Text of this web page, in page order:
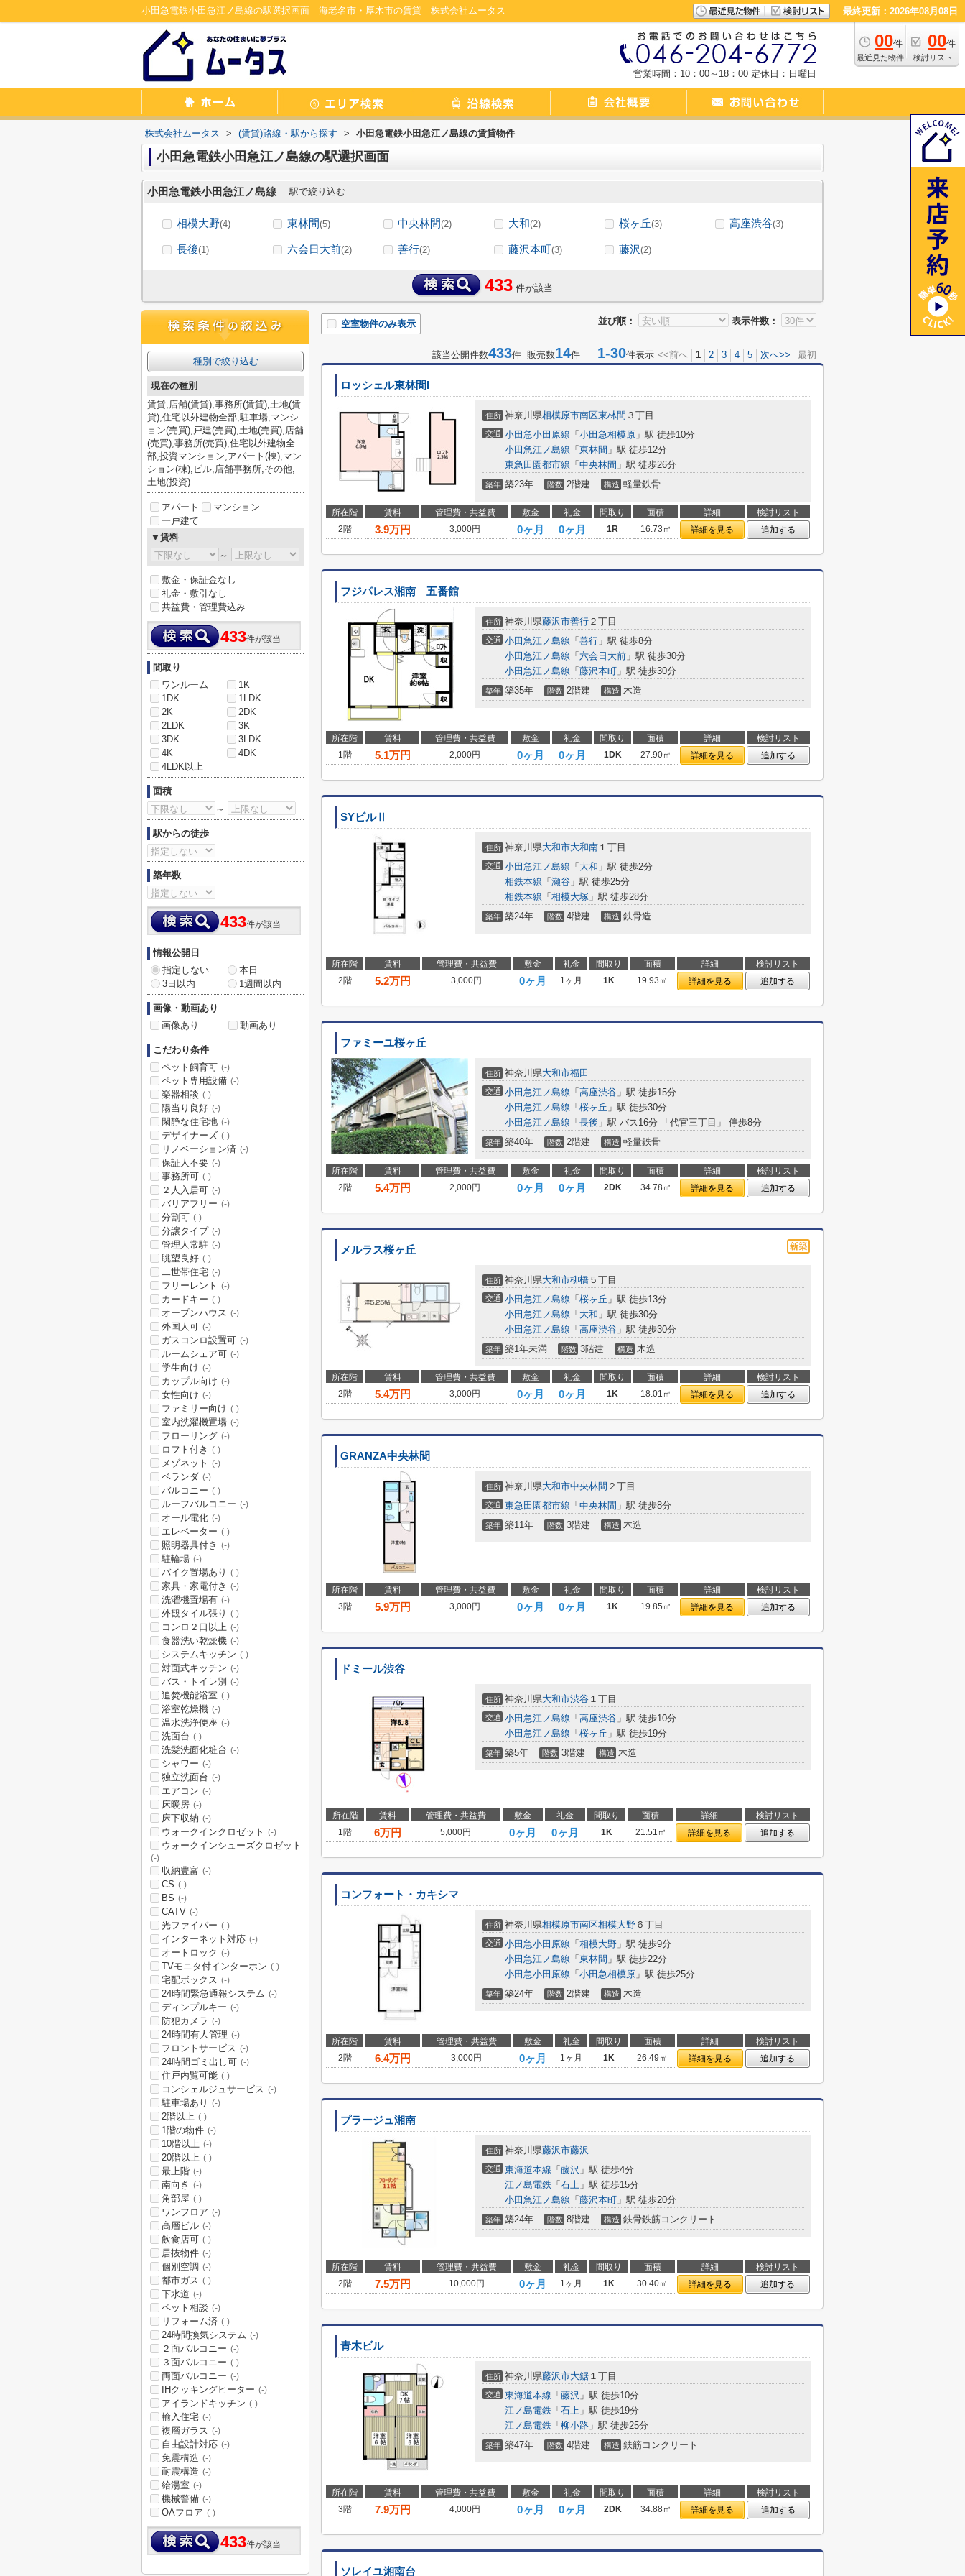
小田急電鉄小田急江ノ島線の駅選択画面｜海老名市・厚木市の賃貸｜株式会社ムータス 最終更新：2026年08月08日
00件
最近見た物件
00件
検討リスト
営業時間：10：00～18：00 定休日：日曜日
株式会社ムータス > (賃貸)路線・駅から探す > 小田急電鉄小田急江ノ島線の賃貸物件
小田急電鉄小田急江ノ島線の駅選択画面
小田急電鉄小田急江ノ島線 駅で絞り込む
相模大野(4) 東林間(5) 中央林間(2) 大和(2) 桜ヶ丘(3) 高座渋谷(3)
長後(1) 六会日大前(2) 善行(2) 藤沢本町(3) 藤沢(2)
433 件が該当
並び順： 表示件数：
空室物件のみ表示
該当公開件数433件 販売数14件 1-30件表示 <<前へ 1 2 3 4 5 次へ>> 最初
ロッシェル東林間I
住所 神奈川県相模原市南区東林間 ３丁目
交通 小田急小田原線 「 小田急相模原 」駅 徒歩10分
小田急江ノ島線 「 東林間 」駅 徒歩12分
東急田園都市線 「 中央林間 」駅 徒歩26分
築年 築23年 階数 2階建 構造 軽量鉄骨
所在階 賃料 管理費・共益費 敷金 礼金 間取り 面積 詳細
検討リスト
2階
3.9万円 3,000円 0ヶ月 0ヶ月 1R 16.73㎡ 詳細を見る 追加する
フジパレス湘南 五番館
住所 神奈川県藤沢市善行 ２丁目
交通 小田急江ノ島線 「 善行 」駅 徒歩8分
小田急江ノ島線 「 六会日大前 」駅 徒歩30分
小田急江ノ島線 「 藤沢本町 」駅 徒歩30分
築年 築35年 階数 2階建 構造 木造
所在階 賃料 管理費・共益費 敷金 礼金 間取り 面積 詳細
検討リスト
1階
5.1万円 2,000円 0ヶ月 0ヶ月 1DK 27.90㎡ 詳細を見る 追加する
SYビルⅡ
住所 神奈川県大和市大和南 １丁目
交通 小田急江ノ島線 「 大和 」駅 徒歩2分
相鉄本線 「 瀬谷 」駅 徒歩25分
相鉄本線 「 相模大塚 」駅 徒歩28分
築年 築24年 階数 4階建 構造 鉄骨造
所在階 賃料 管理費・共益費 敷金 礼金 間取り 面積 詳細
検討リスト
2階
5.2万円 3,000円 0ヶ月 1ヶ月 1K 19.93㎡ 詳細を見る 追加する
ファミーユ桜ヶ丘
住所 神奈川県大和市福田
交通 小田急江ノ島線 「 高座渋谷 」駅 徒歩15分
小田急江ノ島線 「 桜ヶ丘 」駅 徒歩30分
小田急江ノ島線 「 長後 」駅 バス16分 「代官三丁目」 停歩8分
築年 築40年 階数 2階建 構造 軽量鉄骨
所在階 賃料 管理費・共益費 敷金 礼金 間取り 面積 詳細
検討リスト
2階
5.4万円 2,000円 0ヶ月 0ヶ月 2DK 34.78㎡ 詳細を見る 追加する
メルラス桜ヶ丘
住所 神奈川県大和市柳橋 ５丁目
交通 小田急江ノ島線 「 桜ヶ丘 」駅 徒歩13分
小田急江ノ島線 「 大和 」駅 徒歩30分
小田急江ノ島線 「 高座渋谷 」駅 徒歩30分
築年 築1年未満 階数 3階建 構造 木造
所在階 賃料 管理費・共益費 敷金 礼金 間取り 面積 詳細
検討リスト
2階
5.4万円 3,000円 0ヶ月 0ヶ月 1K 18.01㎡ 詳細を見る 追加する
GRANZA中央林間
住所 神奈川県大和市中央林間 ２丁目
交通 東急田園都市線 「 中央林間 」駅 徒歩8分
築年 築11年 階数 3階建 構造 木造
所在階 賃料 管理費・共益費 敷金 礼金 間取り 面積 詳細
検討リスト
3階
5.9万円 3,000円 0ヶ月 0ヶ月 1K 19.85㎡ 詳細を見る 追加する
ドミール渋谷
住所 神奈川県大和市渋谷 １丁目
交通 小田急江ノ島線 「 高座渋谷 」駅 徒歩10分
小田急江ノ島線 「 桜ヶ丘 」駅 徒歩19分
築年 築5年 階数 3階建 構造 木造
所在階 賃料 管理費・共益費 敷金 礼金 間取り 面積 詳細
検討リスト
1階
6万円 5,000円 0ヶ月 0ヶ月 1K 21.51㎡ 詳細を見る 追加する
コンフォート・カキシマ
住所 神奈川県相模原市南区相模大野 ６丁目
交通 小田急小田原線 「 相模大野 」駅 徒歩9分
小田急江ノ島線 「 東林間 」駅 徒歩22分
小田急小田原線 「 小田急相模原 」駅 徒歩25分
築年 築24年 階数 2階建 構造 木造
所在階 賃料 管理費・共益費 敷金 礼金 間取り 面積 詳細
検討リスト
2階
6.4万円 3,000円 0ヶ月 1ヶ月 1K 26.49㎡ 詳細を見る 追加する
プラージュ湘南
住所 神奈川県藤沢市藤沢
交通 東海道本線 「 藤沢 」駅 徒歩4分
江ノ島電鉄 「 石上 」駅 徒歩15分
小田急江ノ島線 「 藤沢本町 」駅 徒歩20分
築年 築24年 階数 8階建 構造 鉄骨鉄筋コンクリート
所在階 賃料 管理費・共益費 敷金 礼金 間取り 面積 詳細
検討リスト
2階
7.5万円 10,000円 0ヶ月 1ヶ月 1K 30.40㎡ 詳細を見る 追加する
青木ビル
住所 神奈川県藤沢市大鋸 １丁目
交通 東海道本線 「 藤沢 」駅 徒歩10分
江ノ島電鉄 「 石上 」駅 徒歩19分
江ノ島電鉄 「 柳小路 」駅 徒歩25分
築年 築47年 階数 4階建 構造 鉄筋コンクリート
所在階 賃料 管理費・共益費 敷金 礼金 間取り 面積 詳細
検討リスト
3階
7.9万円 4,000円 0ヶ月 0ヶ月 2DK 34.88㎡ 詳細を見る 追加する
ソレイユ湘南台
種別で絞り込む
現在の種別
賃貸,店舗(賃貸),事務所(賃貸),土地(賃
貸),住宅以外建物全部,駐車場,マンシ
ョン(売買),戸建(売買),土地(売買),店舗
(売買),事務所(売買),住宅以外建物全
部,投資マンション,アパート(棟),マン
ション(棟),ビル,店舗事務所,その他,
土地(投資)
アパート
マンション
一戸建て
▼賃料
～
敷金・保証金なし
礼金・敷引なし
共益費・管理費込み
433件が該当
間取り
ワンルーム
1K
1DK
1LDK
2K
2DK
2LDK
3K
3DK
3LDK
4K
4DK
4LDK以上
面積
～
駅からの徒歩
築年数
433件が該当
情報公開日
指定しない
本日
3日以内
1週間以内
画像・動画あり
画像あり
動画あり
こだわり条件
ペット飼育可 (-)
ペット専用設備 (-)
楽器相談 (-)
陽当り良好 (-)
閑静な住宅地 (-)
デザイナーズ (-)
リノベーション済 (-)
保証人不要 (-)
事務所可 (-)
２人入居可 (-)
バリアフリー (-)
分割可 (-)
分譲タイプ (-)
管理人常駐 (-)
眺望良好 (-)
二世帯住宅 (-)
フリーレント (-)
カードキー (-)
オープンハウス (-)
外国人可 (-)
ガスコンロ設置可 (-)
ルームシェア可 (-)
学生向け (-)
カップル向け (-)
女性向け (-)
ファミリー向け (-)
室内洗濯機置場 (-)
フローリング (-)
ロフト付き (-)
メゾネット (-)
ベランダ (-)
バルコニー (-)
ルーフバルコニー (-)
オール電化 (-)
エレベーター (-)
照明器具付き (-)
駐輪場 (-)
バイク置場あり (-)
家具・家電付き (-)
洗濯機置場有 (-)
外観タイル張り (-)
コンロ２口以上 (-)
食器洗い乾燥機 (-)
システムキッチン (-)
対面式キッチン (-)
バス・トイレ別 (-)
追焚機能浴室 (-)
浴室乾燥機 (-)
温水洗浄便座 (-)
洗面台 (-)
洗髪洗面化粧台 (-)
シャワー (-)
独立洗面台 (-)
エアコン (-)
床暖房 (-)
床下収納 (-)
ウォークインクロゼット (-)
ウォークインシューズクロゼット
(-)
収納豊富 (-)
CS (-)
BS (-)
CATV (-)
光ファイバー (-)
インターネット対応 (-)
オートロック (-)
TVモニタ付インターホン (-)
宅配ボックス (-)
24時間緊急通報システム (-)
ディンプルキー (-)
防犯カメラ (-)
24時間有人管理 (-)
フロントサービス (-)
24時間ゴミ出し可 (-)
住戸内覧可能 (-)
コンシェルジュサービス (-)
駐車場あり (-)
2階以上 (-)
1階の物件 (-)
10階以上 (-)
20階以上 (-)
最上階 (-)
南向き (-)
角部屋 (-)
ワンフロア (-)
高層ビル (-)
飲食店可 (-)
居抜物件 (-)
個別空調 (-)
都市ガス (-)
下水道 (-)
ペット相談 (-)
リフォーム済 (-)
24時間換気システム (-)
２面バルコニー (-)
３面バルコニー (-)
両面バルコニー (-)
IHクッキングヒーター (-)
アイランドキッチン (-)
輸入住宅 (-)
複層ガラス (-)
自由設計対応 (-)
免震構造 (-)
耐震構造 (-)
給湯室 (-)
機械警備 (-)
OAフロア (-)
433件が該当